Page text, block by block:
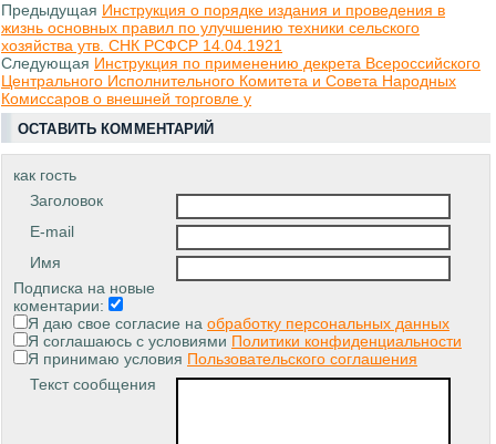
Предыдущая Инструкция о порядке издания и проведения в
жизнь основных правил по улучшению техники сельского
хозяйства утв. СНК РСФСР 14.04.1921
Следующая Инструкция по применению декрета Всероссийского
Центрального Исполнительного Комитета и Совета Народных
Комиссаров о внешней торговле у
ОСТАВИТЬ КОММЕНТАРИЙ
как гость
Заголовок
E-mail
Имя
Подписка на новые
коментарии:
Я даю свое согласие на обработку персональных данных
Я соглашаюсь с условиями Политики конфиденциальности
Я принимаю условия Пользовательского соглашения
Текст сообщения